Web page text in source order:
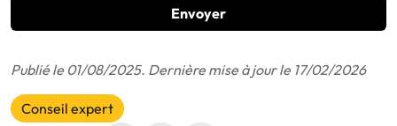
Envoyer
Publié le 01/08/2025. Dernière mise à jour le 17/02/2026
Conseil expert